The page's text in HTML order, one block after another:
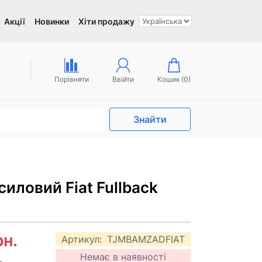
Акції Новинки Хіти продажу
Порівняти Ввійти Кошик (0)
Знайти
Fiat Fullback
Артикул: TJMBAMZADFIAT
Немає в наявності